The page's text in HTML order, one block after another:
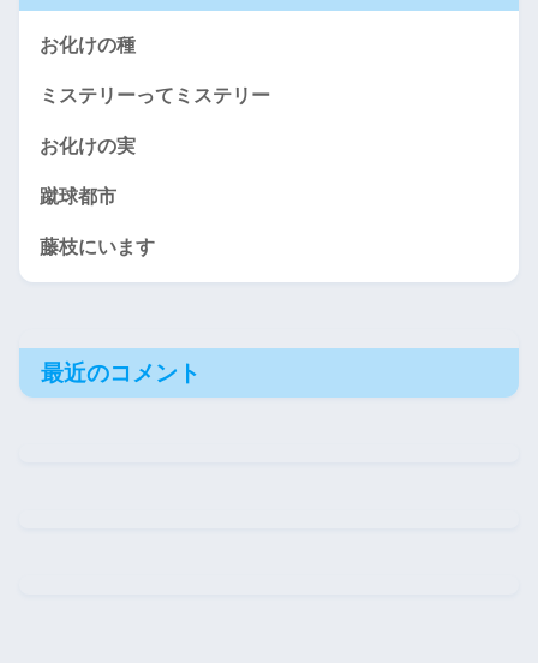
お化けの種
ミステリーってミステリー
お化けの実
蹴球都市
藤枝にいます
最近のコメント